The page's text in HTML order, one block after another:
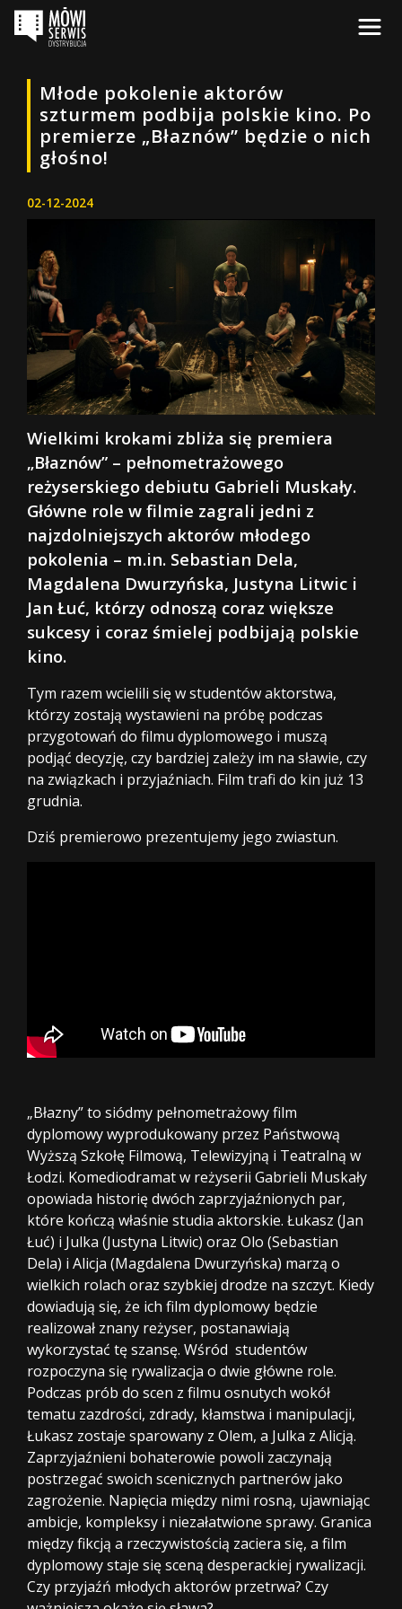
Młode pokolenie aktorów
szturmem podbija polskie kino. Po
premierze „Błaznów” będzie o nich
głośno!
02-12-2024
Wielkimi krokami zbliża się premiera
„Błaznów” – pełnometrażowego
reżyserskiego debiutu Gabrieli Muskały.
Główne role w filmie zagrali jedni z
najzdolniejszych aktorów młodego
pokolenia – m.in. Sebastian Dela,
Magdalena Dwurzyńska, Justyna Litwic i
Jan Łuć, którzy odnoszą coraz większe
sukcesy i coraz śmielej podbijają polskie
kino.
Tym razem wcielili się w studentów aktorstwa,
którzy zostają wystawieni na próbę podczas
przygotowań do filmu dyplomowego i muszą
podjąć decyzję, czy bardziej zależy im na sławie, czy
na związkach i przyjaźniach. Film trafi do kin już 13
grudnia.
Dziś premierowo prezentujemy jego zwiastun.
„Błazny” to siódmy pełnometrażowy film
dyplomowy wyprodukowany przez Państwową
Wyższą Szkołę Filmową, Telewizyjną i Teatralną w
Łodzi. Komediodramat w reżyserii Gabrieli Muskały
opowiada historię dwóch zaprzyjaźnionych par,
które kończą właśnie studia aktorskie. Łukasz (Jan
Łuć) i Julka (Justyna Litwic) oraz Olo (Sebastian
Dela) i Alicja (Magdalena Dwurzyńska) marzą o
wielkich rolach oraz szybkiej drodze na szczyt. Kiedy
dowiadują się, że ich film dyplomowy będzie
realizował znany reżyser, postanawiają
wykorzystać tę szansę. Wśród studentów
rozpoczyna się rywalizacja o dwie główne role.
Podczas prób do scen z filmu osnutych wokół
tematu zazdrości, zdrady, kłamstwa i manipulacji,
Łukasz zostaje sparowany z Olem, a Julka z Alicją.
Zaprzyjaźnieni bohaterowie powoli zaczynają
postrzegać swoich scenicznych partnerów jako
zagrożenie. Napięcia między nimi rosną, ujawniając
ambicje, kompleksy i niezałatwione sprawy. Granica
między fikcją a rzeczywistością zaciera się, a film
dyplomowy staje się sceną desperackiej rywalizacji.
Czy przyjaźń młodych aktorów przetrwa? Czy